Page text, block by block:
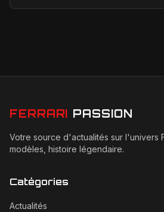
FERRARI PASSION
Votre source d'actualités sur l'univers
modèles, histoire légendaire.
Catégories
Actualités